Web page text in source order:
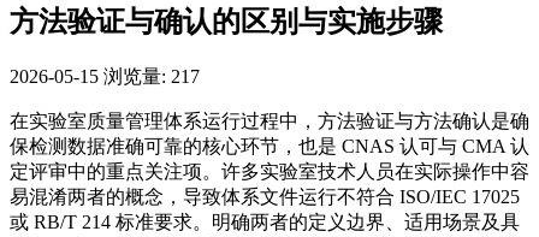
方法验证与确认的区别与实施步骤
2026-05-15 浏览量: 217
在实验室质量管理体系运行过程中，方法验证与方法确认是确
保检测数据准确可靠的核心环节，也是 CNAS 认可与 CMA 认
定评审中的重点关注项。许多实验室技术人员在实际操作中容
易混淆两者的概念，导致体系文件运行不符合 ISO/IEC 17025
或 RB/T 214 标准要求。明确两者的定义边界、适用场景及具